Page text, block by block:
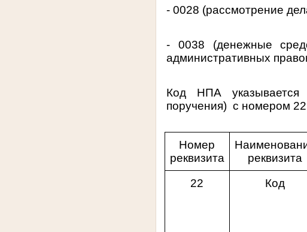
- 0028 (рассмотрение
- 0038 (денежные
административных
Код НПА указывается
поручения) с номером 22
Номер
реквизита
реквизита
22 Код